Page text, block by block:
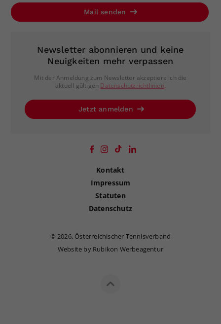
Mail senden
Newsletter abonnieren und keine
Neuigkeiten mehr verpassen
Mit der Anmeldung zum Newsletter akzeptiere ich die
aktuell gültigen Datenschutzrichtlinien.
Jetzt anmelden
Kontakt
Impressum
Statuten
Datenschutz
©2026, Österreichischer Tennisverband
Website by Rubikon Werbeagentur